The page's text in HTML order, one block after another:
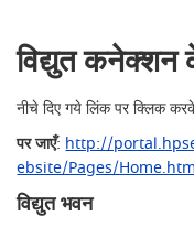
विद्युत
नीचे दिए गये लिंक पर क्लिक
पर जाएँ: http://
ebsite/Pages/
विद्युत भवन